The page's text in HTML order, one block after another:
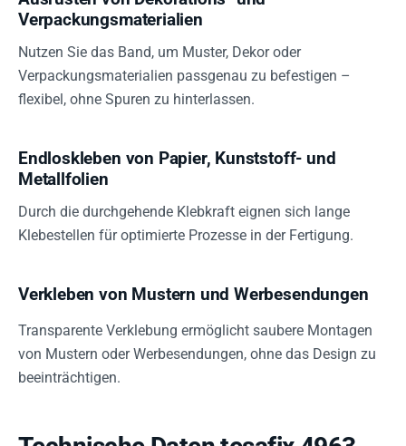
Verpackungsmaterialien
Nutzen Sie das Band, um Muster, Dekor oder
Verpackungsmaterialien passgenau zu befestigen –
flexibel, ohne Spuren zu hinterlassen.
Endloskleben von Papier, Kunststoff- und
Metallfolien
Durch die durchgehende Klebkraft eignen sich lange
Klebestellen für optimierte Prozesse in der Fertigung.
Verkleben von Mustern und Werbesendungen
Transparente Verklebung ermöglicht saubere Montagen
von Mustern oder Werbesendungen, ohne das Design zu
beeinträchtigen.